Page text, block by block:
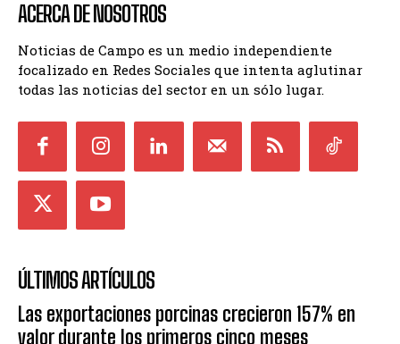
ACERCA DE NOSOTROS
Noticias de Campo es un medio independiente
focalizado en Redes Sociales que intenta aglutinar
todas las noticias del sector en un sólo lugar.
ÚLTIMOS ARTÍCULOS
Las exportaciones porcinas crecieron 157% en
valor durante los primeros cinco meses